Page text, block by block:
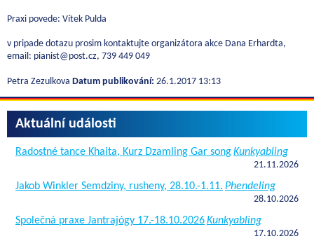
Praxi povede: Vítek Pulda
v pripade dotazu prosim kontaktujte organizátora akce Dana Erhardta,
email: pianist@post.cz, 739 449 049
Petra Zezulkova Datum publikování: 26.1.2017 13:13
Aktuální události
Radostné tance Khaita, Kurz Dzamling Gar songKunkyabling
21.11.2026
Jakob Winkler Semdziny, rusheny, 28.10.-1.11. Phendeling
28.10.2026
Společná praxe Jantrajógy 17.-18.10.2026Kunkyabling
17.10.2026